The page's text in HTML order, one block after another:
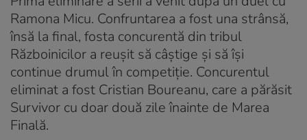
Ramona Micu. Confruntarea a fost una strânsă,
însă la final, fosta concurentă din tribul
Războinicilor a reușit să câștige și să își
continue drumul în competiție. Concurentul
eliminat a fost Cristian Boureanu, care a părăsit
Survivor cu doar două zile înainte de Marea
Finală.